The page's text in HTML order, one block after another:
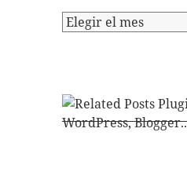
Archivos